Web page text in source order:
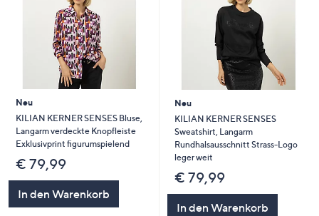
Neu
KILIAN KERNER SENSES Bluse,
Langarm verdeckte Knopfleiste
Exklusivprint figurumspielend
€ 79,99
In den Warenkorb
Neu
KILIAN KERNER SENSES
Sweatshirt, Langarm
Rundhalsausschnitt Strass-Logo
leger weit
€ 79,99
In den Warenkorb